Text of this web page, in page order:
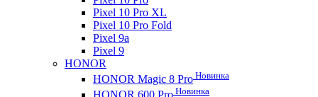
Pixel 10 Pro XL
Pixel 10 Pro Fold
Pixel 9a
Pixel 9
HONOR
HONOR Magic 8 Pro Новинка
Новинка